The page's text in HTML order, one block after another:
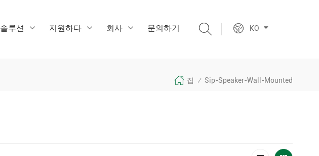
KO
솔루션 지원하다 회사 문의하기
집 / Sip-Speaker-Wall-Mounted